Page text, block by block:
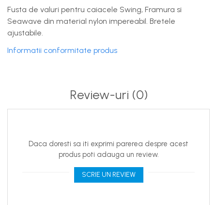
Fusta de valuri pentru caiacele Swing, Framura si
Seawave din material nylon impereabil. Bretele
ajustabile.
Informatii conformitate produs
Review-uri (0)
Daca doresti sa iti exprimi parerea despre acest
produs poti adauga un review.
SCRIE UN REVIEW